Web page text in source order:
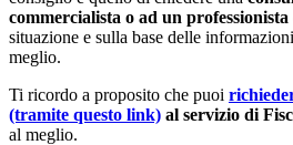
commercialista o ad un professionista
situazione e sulla base delle
meglio.
Ti ricordo a proposito che puoi
(tramite questo link) al servizio di
al meglio.